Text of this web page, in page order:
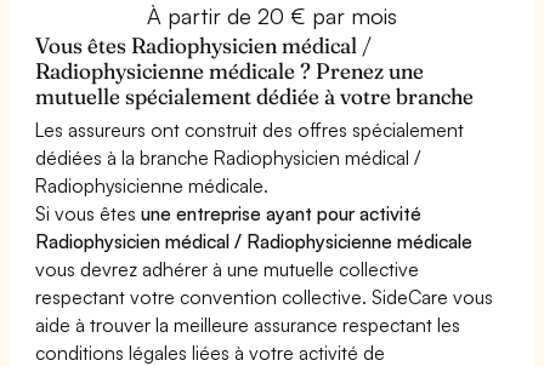
À partir de 20 € par mois
Vous êtes Radiophysicien médical /
Radiophysicienne médicale ? Prenez une
mutuelle spécialement dédiée à votre branche
Les assureurs ont construit des offres spécialement
dédiées à la branche Radiophysicien médical /
Radiophysicienne médicale.
Si vous êtesune entreprise ayant pour activité
Radiophysicien médical / Radiophysicienne médicale
vous devrez adhérer à une mutuelle collective
respectant votre convention collective. SideCare vous
aide à trouver la meilleure assurance respectant les
conditions légales liées à votre activité de